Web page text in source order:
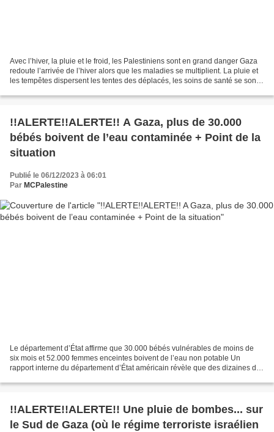
Avec l’hiver, la pluie et le froid, les Palestiniens sont en grand danger Gaza
redoute l’arrivée de l’hiver alors que les maladies se multiplient. La pluie et
les tempêtes dispersent les tentes des déplacés, les soins de santé se sont
!!ALERTE!!ALERTE!! A Gaza, plus de 30.000
bébés boivent de l’eau contaminée + Point de la
situation
Publié le 06/12/2023 à 06:01
Par MCPalestine
Le département d’État affirme que 30.000 bébés vulnérables de moins de
six mois et 52.000 femmes enceintes boivent de l’eau non potable Un
rapport interne du département d’État américain révèle que des dizaines de
!!ALERTE!!ALERTE!! Une pluie de bombes... sur
le Sud de Gaza (où le régime terroriste israélien